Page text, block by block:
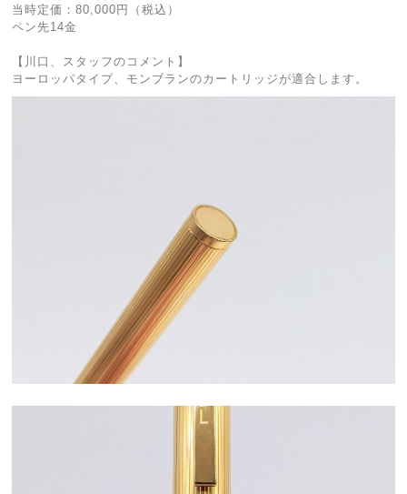
当時定価：80,000円（税込）
ペン先14金
【川口、スタッフのコメント】
ヨーロッパタイプ、モンブランのカートリッジが適合します。